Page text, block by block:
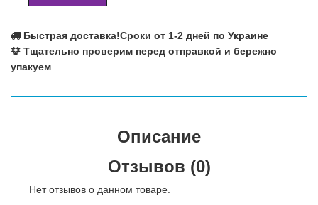
Быстрая доставка!Сроки от 1-2 дней по Украине
Тщательно проверим перед отправкой и бережно
упакуем
Описание
Отзывов (0)
Нет отзывов о данном товаре.